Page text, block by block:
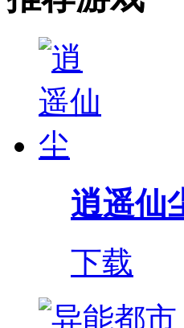
逍遥仙
下载